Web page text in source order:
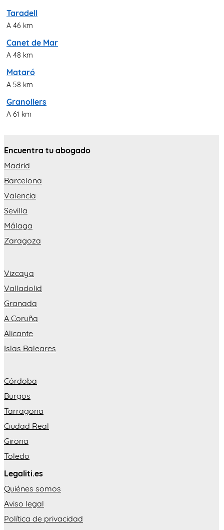
Taradell
A 46 km
Canet de Mar
A 48 km
Mataró
A 58 km
Granollers
A 61 km
Encuentra tu abogado
Madrid
Barcelona
Valencia
Sevilla
Málaga
Zaragoza
Vizcaya
Valladolid
Granada
A Coruña
Alicante
Islas Baleares
Córdoba
Burgos
Tarragona
Ciudad Real
Girona
Toledo
Legaliti.es
Quiénes somos
Aviso legal
Política de privacidad